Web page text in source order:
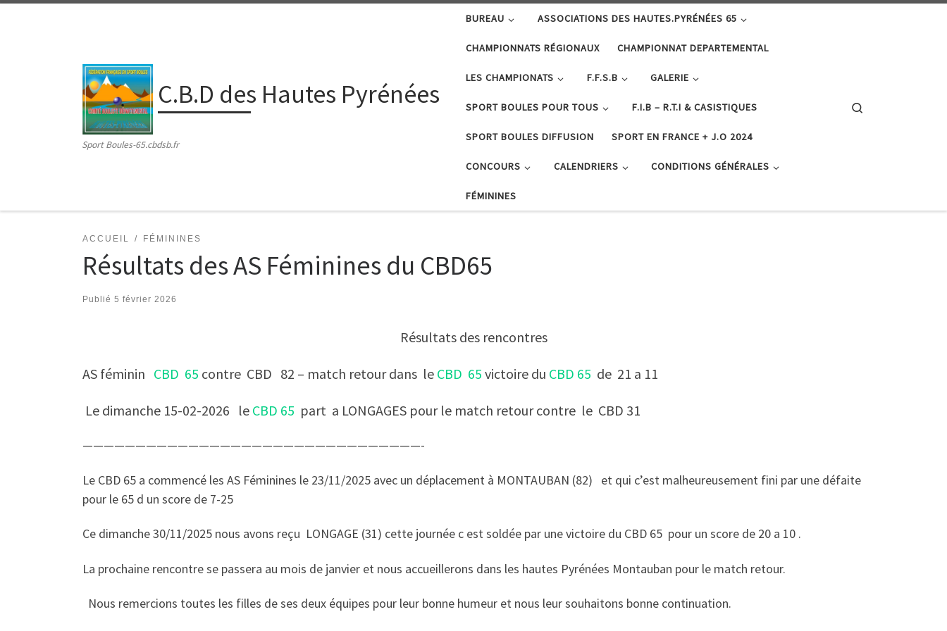
C.B.D des Hautes Pyrénées
Sport Boules-65.cbdsb.fr
BUREAU ASSOCIATIONS DES HAUTES.PYRÉNÉES 65
CHAMPIONNATS RÉGIONAUX CHAMPIONNAT DEPARTEMENTAL
LES CHAMPIONATS F.F.S.B GALERIE
SPORT BOULES POUR TOUS F.I.B – R.T.I & CASISTIQUES
SPORT BOULES DIFFUSION SPORT EN FRANCE + J.O 2024
CONCOURS CALENDRIERS CONDITIONS GÉNÉRALES
FÉMININES
ACCUEIL FÉMININES
Résultats des AS Féminines du CBD65
Publié 5 février 2026
Résultats des rencontres
AS féminin CBD 65 contre CBD 82 – match retour dans le CBD 65 victoire du CBD 65 de 21 a 11
Le dimanche 15-02-2026 le CBD 65 part a LONGAGES pour le match retour contre le CBD 31
————————————————————————————————-
Le CBD 65 a commencé les AS Féminines le 23/11/2025 avec un déplacement à MONTAUBAN (82) et qui c’est malheureusement fini par une défaite
pour le 65 d un score de 7-25
Ce dimanche 30/11/2025 nous avons reçu LONGAGE (31) cette journée c est soldée par une victoire du CBD 65 pour un score de 20 a 10 .
La prochaine rencontre se passera au mois de janvier et nous accueillerons dans les hautes Pyrénées Montauban pour le match retour.
Nous remercions toutes les filles de ses deux équipes pour leur bonne humeur et nous leur souhaitons bonne continuation.